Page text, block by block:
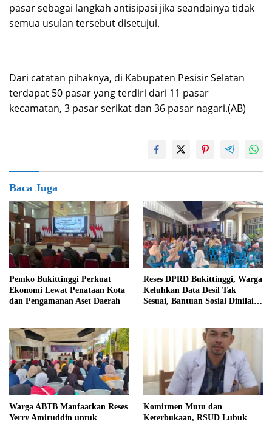
pasar sebagai langkah antisipasi jika seandainya tidak
semua usulan tersebut disetujui.
Dari catatan pihaknya, di Kabupaten Pesisir Selatan
terdapat 50 pasar yang terdiri dari 11 pasar
kecamatan, 3 pasar serikat dan 36 pasar nagari.(AB)
Baca Juga
Pemko Bukittinggi Perkuat
Ekonomi Lewat Penataan Kota
dan Pengamanan Aset Daerah
Reses DPRD Bukittinggi, Warga
Keluhkan Data Desil Tak
Sesuai, Bantuan Sosial Dinilai
Warga ABTB Manfaatkan Reses
Yerry Amiruddin untuk
Komitmen Mutu dan
Keterbukaan, RSUD Lubuk